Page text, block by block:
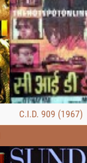
C.I.D. 909 (1967)